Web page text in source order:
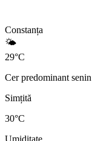
Constanța
🌤️
29°C
Cer predominant senin
Simțită
30°C
Umiditate